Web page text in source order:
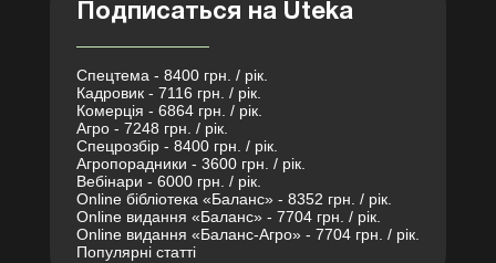
Подписаться на Uteka
Спецтема - 8400 грн. / рік.
Кадровик - 7116 грн. / рік.
Комерція - 6864 грн. / рік.
Агро - 7248 грн. / рік.
Спецрозбір - 8400 грн. / рік.
Агропорадники - 3600 грн. / рік.
Вебінари - 6000 грн. / рік.
Online бібліотека «Баланс» - 8352 грн. / рік.
Online видання «Баланс» - 7704 грн. / рік.
Online видання «Баланс-Агро» - 7704 грн. / рік.
Популярні статті